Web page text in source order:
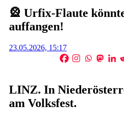
🎡 Urfix-Flaute
auffangen!
Posted
23.05.2026, 15:17
LINZ. In
am Volksfest.